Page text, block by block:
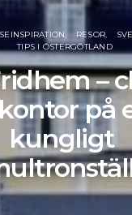
RESOR
TIPS I ÖSTERGÖTLAND
–
på
kungligt